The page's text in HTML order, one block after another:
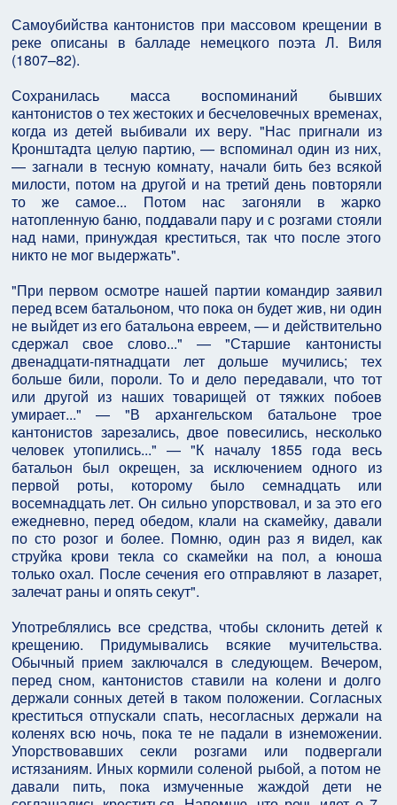
Самоубийства кантонистов при массовом крещении в
реке описаны в балладе немецкого поэта Л. Виля
(1807–82).
Сохранилась масса воспоминаний бывших
кантонистов о тех жестоких и бесчеловечных временах,
когда из детей выбивали их веру. "Нас пригнали из
Кронштадта целую партию, — вспоминал один из них,
— загнали в тесную комнату, начали бить без всякой
милости, потом на другой и на третий день повторяли
то же самое... Потом нас загоняли в жарко
натопленную баню, поддавали пару и с розгами стояли
над нами, принуждая креститься, так что после этого
никто не мог выдержать".
"При первом осмотре нашей партии командир заявил
перед всем батальоном, что пока он будет жив, ни один
не выйдет из его батальона евреем, — и действительно
сдержал свое слово..." — "Старшие кантонисты
двенадцати-пятнадцати лет дольше мучились; тех
больше били, пороли. То и дело передавали, что тот
или другой из наших товарищей от тяжких побоев
умирает..." — "В архангельском батальоне трое
кантонистов зарезались, двое повесились, несколько
человек утопились..." — "К началу 1855 года весь
батальон был окрещен, за исключением одного из
первой роты, которому было семнадцать или
восемнадцать лет. Он сильно упорствовал, и за это его
ежедневно, перед обедом, клали на скамейку, давали
по сто розог и более. Помню, один раз я видел, как
струйка крови текла со скамейки на пол, а юноша
только охал. После сечения его отправляют в лазарет,
залечат раны и опять секут".
Употреблялись все средства, чтобы склонить детей к
крещению. Придумывались всякие мучительства.
Обычный прием заключался в следующем. Вечером,
перед сном, кантонистов ставили на колени и долго
держали сонных детей в таком положении. Согласных
креститься отпускали спать, несогласных держали на
коленях всю ночь, пока те не падали в изнеможении.
Упорствовавших секли розгами или подвергали
истязаниям. Иных кормили соленой рыбой, а потом не
давали пить, пока измученные жаждой дети не